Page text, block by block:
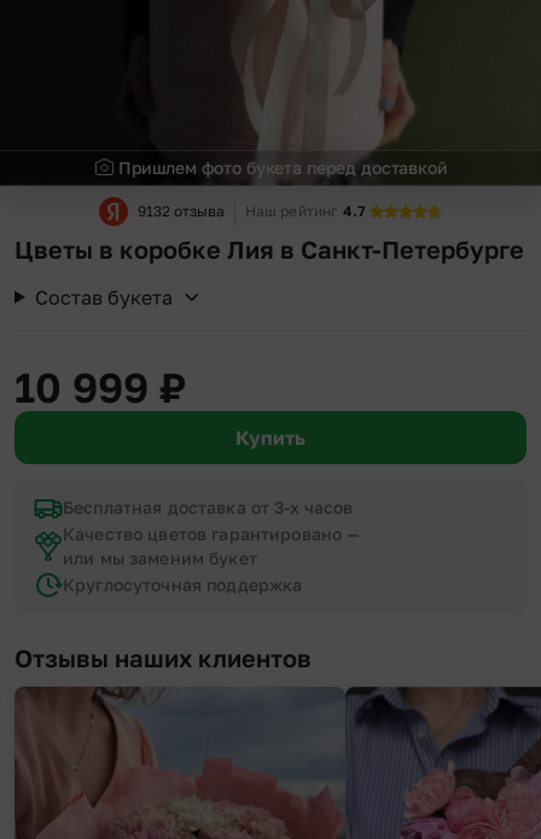
Пришлем фото букета перед доставкой
9132 отзыва Наш рейтинг 4.7
Цветы в коробке Лия в Санкт-Петербурге
Состав букета
10 999 ₽
Купить
Бесплатная доставка от 3-х часов
Качество цветов гарантировано —
или мы заменим букет
Круглосуточная поддержка
Отзывы наших клиентов